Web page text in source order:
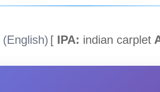
(English) [ IPA: indian carplet